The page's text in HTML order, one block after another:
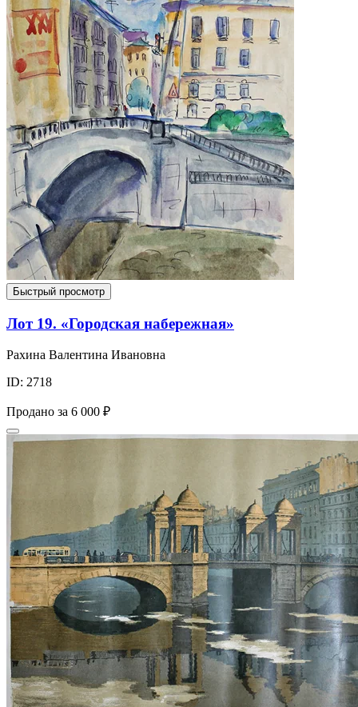
Быстрый просмотр
Лот 19. «Городская набережная»
Рахина Валентина Ивановна
ID: 2718
Продано за 6 000 ₽